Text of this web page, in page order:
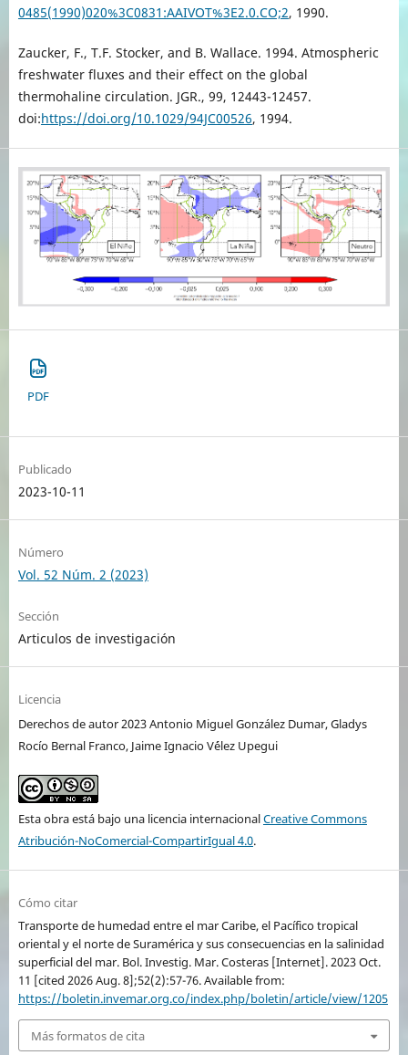
0485(1990)020%3C0831:AAIVOT%3E2.0.CO;2, 1990.
Zaucker, F., T.F. Stocker, and B. Wallace. 1994. Atmospheric
freshwater fluxes and their effect on the global
thermohaline circulation. JGR., 99, 12443-12457.
doi:https://doi.org/10.1029/94JC00526, 1994.
PDF
Publicado
2023-10-11
Número
Vol. 52 Núm. 2 (2023)
Sección
Articulos de investigación
Licencia
Derechos de autor 2023 Antonio Miguel González Dumar, Gladys
Rocío Bernal Franco, Jaime Ignacio V´élez Upegui
Esta obra está bajo una licencia internacionalCreative Commons
Atribución-NoComercial-CompartirIgual 4.0.
Cómo citar
Transporte de humedad entre el mar Caribe, el Pacífico tropical
oriental y el norte de Suramérica y sus consecuencias en la salinidad
superficial del mar. Bol. Investig. Mar. Costeras [Internet]. 2023 Oct.
11 [cited 2026 Aug. 8];52(2):57-76. Available from:
https://boletin.invemar.org.co/index.php/boletin/article/view/1205
Más formatos de cita